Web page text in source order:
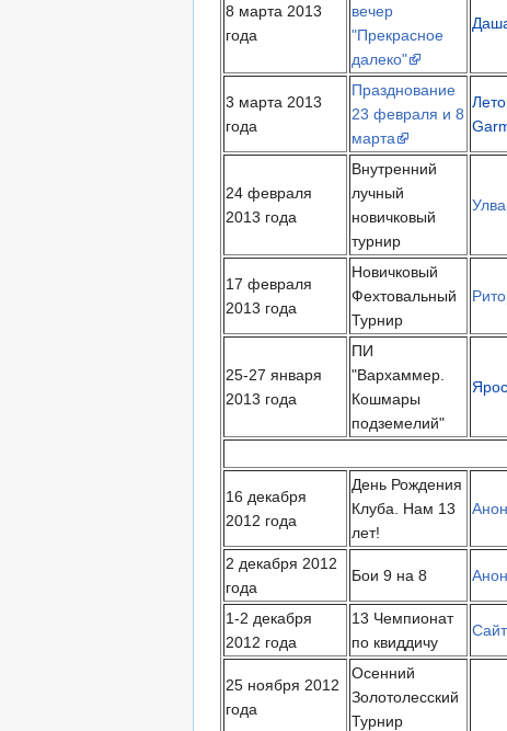
8 марта 2013
года
вечер
"Прекрасное
далеко"
3 марта 2013
года
Празднование
23 февраля и 8
марта
24 февраля
2013 года
Внутренний
лучный
новичковый
турнир
17 февраля
2013 года
Новичковый
Фехтовальный
Турнир
25-27 января
2013 года
ПИ
"Вархаммер.
Кошмары
подземелий"
16 декабря
2012 года
День Рождения
Клуба. Нам 13
лет!
2 декабря 2012
года
Бои 9 на 8
1-2 декабря
2012 года
13 Чемпионат
по квиддичу
Сайт
25 ноября 2012
года
Осенний
Золотолесский
Турнир